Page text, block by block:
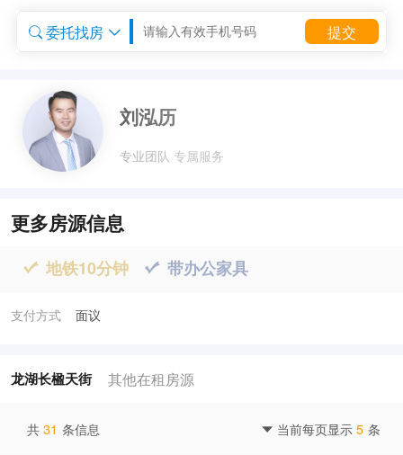
 委托找房  提交
刘泓历
专业团队 专属服务
更多房源信息
 地铁10分钟  带办公家具
支付方式 面议
龙湖长楹天街 其他在租房源
共 31 条信息  当前每页显示 5 条